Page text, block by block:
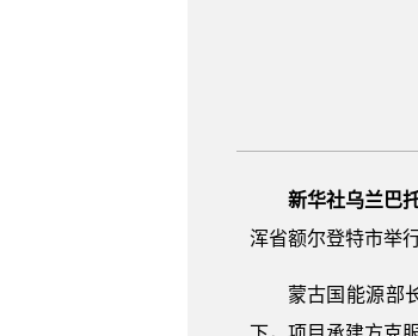
新华社乌兰巴
浑省额尔登特市举行
蒙古国能源部